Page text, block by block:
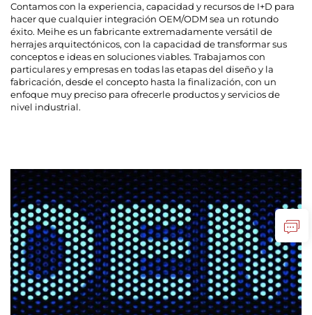
Contamos con la experiencia, capacidad y recursos de I+D para
hacer que cualquier integración OEM/ODM sea un rotundo
éxito. Meihe es un fabricante extremadamente versátil de
herrajes arquitectónicos, con la capacidad de transformar sus
conceptos e ideas en soluciones viables. Trabajamos con
particulares y empresas en todas las etapas del diseño y la
fabricación, desde el concepto hasta la finalización, con un
enfoque muy preciso para ofrecerle productos y servicios de
nivel industrial.